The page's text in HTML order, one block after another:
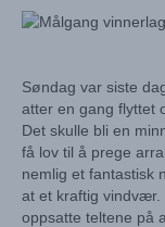
Søndag var siste
atter en gang flyttet
Det skulle bli en
få lov til å prege
nemlig et fantastisk
at et kraftig
oppsatte teltene på